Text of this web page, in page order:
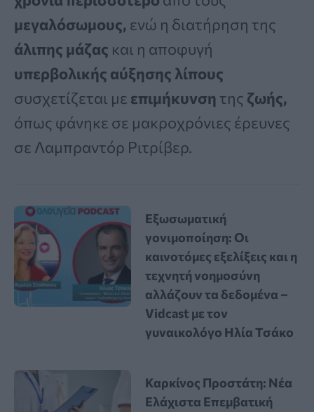
μεγαλόσωμους, ενώ η διατήρηση της
άλιπης μάζας και η αποφυγή
υπερβολικής αύξησης λίπους
συσχετίζεται με επιμήκυνση της ζωής,
όπως φάνηκε σε μακροχρόνιες έρευνες
σε Λαμπραντόρ Ριτρίβερ.
Εξωσωματική
γονιμοποίηση: Οι
καινοτόμες εξελίξεις και η
τεχνητή νοημοσύνη
αλλάζουν τα δεδομένα –
Vidcast με τον
γυναικολόγο Ηλία Τσάκο
Καρκίνος Προστάτη: Νέα
Ελάχιστα Επεμβατική